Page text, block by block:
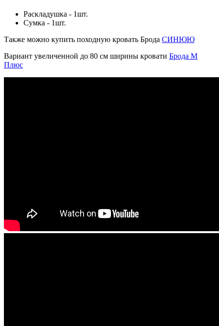
Раскладушка - 1шт.
Сумка - 1шт.
Также можно купить походную кровать Брода СИНЮЮ
Вариант увеличенной до 80 см ширины кровати Брода М
Плюс